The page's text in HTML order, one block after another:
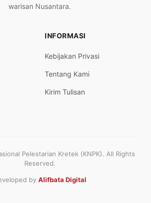
warisan Nusantara.
INFORMASI
Kebijakan Privasi
Tentang Kami
Kirim Tulisan
Pelestarian Kretek (KNPK). All Rights
Reserved.
by Alifbata Digital